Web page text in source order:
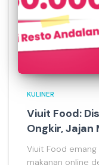
KULINER
Viuit Food:
Ongkir, Jajan
Viuit Food emang
makanan online